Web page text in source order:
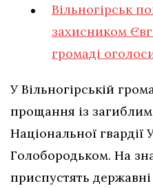
Вільногірськ
захисником
громаді
У Вільногірській
прощання із
Національної гвардії
Голобородьком. На
приспустять